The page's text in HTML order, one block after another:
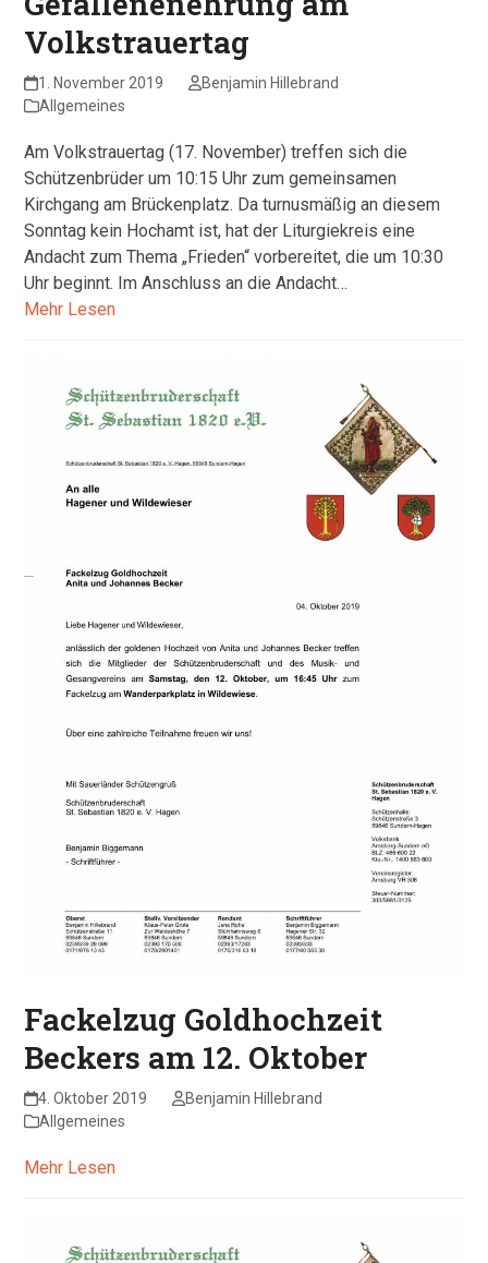
Volkstrauertag
1. November 2019
Benjamin Hillebrand
Allgemeines
Am Volkstrauertag (17. November) treffen sich die
Schützenbrüder um 10:15 Uhr zum gemeinsamen
Kirchgang am Brückenplatz. Da turnusmäßig an diesem
Sonntag kein Hochamt ist, hat der Liturgiekreis eine
Andacht zum Thema „Frieden“ vorbereitet, die um 10:30
Uhr beginnt. Im Anschluss an die Andacht…
Mehr Lesen
Fackelzug Goldhochzeit
Beckers am 12. Oktober
4. Oktober 2019
Benjamin Hillebrand
Allgemeines
Mehr Lesen